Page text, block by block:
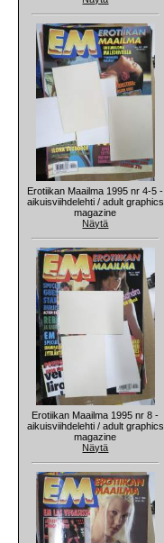
Erotiikan Maailma 1995 nr 4-5 -
aikuisviihdelehti / adult graphics
magazine
Näytä
Erotiikan Maailma 1995 nr 8 -
aikuisviihdelehti / adult graphics
magazine
Näytä